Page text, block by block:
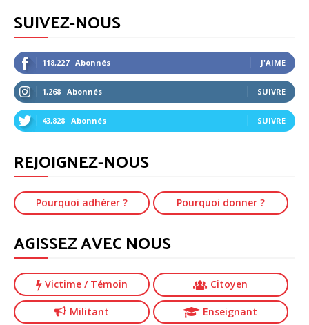
SUIVEZ-NOUS
118,227 Abonnés J'AIME
1,268 Abonnés SUIVRE
43,828 Abonnés SUIVRE
REJOIGNEZ-NOUS
Pourquoi adhérer ? Pourquoi donner ?
AGISSEZ AVEC NOUS
Victime / Témoin Citoyen
Militant Enseignant